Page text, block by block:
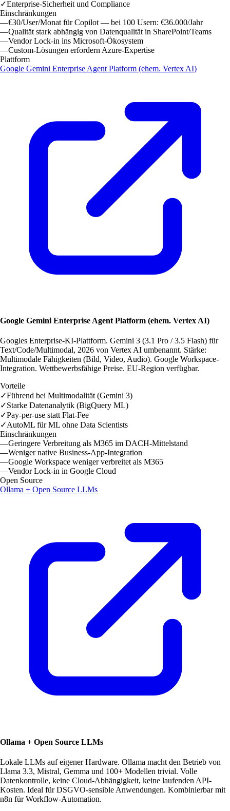
✓Enterprise-Sicherheit und Compliance
Einschränkungen
—€30/User/Monat für Copilot — bei 100 Usern: €36.000/Jahr
—Qualität stark abhängig von Datenqualität in SharePoint/Teams
—Vendor Lock-in ins Microsoft-Ökosystem
—Custom-Lösungen erfordern Azure-Expertise
Plattform
Google Gemini Enterprise Agent Platform (ehem. Vertex AI)
Google Gemini Enterprise Agent Platform (ehem. Vertex AI)
Googles Enterprise-KI-Plattform. Gemini 3 (3.1 Pro / 3.5 Flash) für
Text/Code/Multimodal, 2026 von Vertex AI umbenannt. Stärke:
Multimodale Fähigkeiten (Bild, Video, Audio). Google Workspace-
Integration. Wettbewerbsfähige Preise. EU-Region verfügbar.
Vorteile
✓Führend bei Multimodalität (Gemini 3)
✓Starke Datenanalytik (BigQuery ML)
✓Pay-per-use statt Flat-Fee
✓AutoML für ML ohne Data Scientists
Einschränkungen
—Geringere Verbreitung als M365 im DACH-Mittelstand
—Weniger native Business-App-Integration
—Google Workspace weniger verbreitet als M365
—Vendor Lock-in in Google Cloud
Open Source
Ollama + Open Source LLMs
Ollama + Open Source LLMs
Lokale LLMs auf eigener Hardware. Ollama macht den Betrieb von
Llama 3.3, Mistral, Gemma und 100+ Modellen trivial. Volle
Datenkontrolle, keine Cloud-Abhängigkeit, keine laufenden API-
Kosten. Ideal für DSGVO-sensible Anwendungen. Kombinierbar mit
n8n für Workflow-Automation.